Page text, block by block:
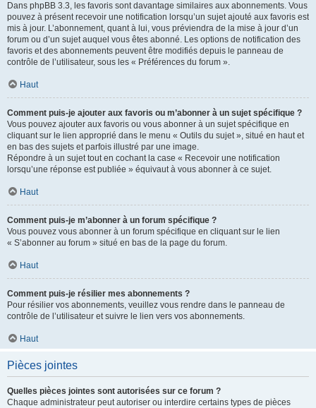
Dans phpBB 3.3, les favoris sont davantage similaires aux abonnements. Vous
pouvez à présent recevoir une notification lorsqu’un sujet ajouté aux favoris est
mis à jour. L’abonnement, quant à lui, vous préviendra de la mise à jour d’un
forum ou d’un sujet auquel vous êtes abonné. Les options de notification des
favoris et des abonnements peuvent être modifiés depuis le panneau de
contrôle de l’utilisateur, sous les « Préférences du forum ».
Haut
Comment puis-je ajouter aux favoris ou m’abonner à un sujet spécifique ?
Vous pouvez ajouter aux favoris ou vous abonner à un sujet spécifique en
cliquant sur le lien approprié dans le menu « Outils du sujet », situé en haut et
en bas des sujets et parfois illustré par une image.
Répondre à un sujet tout en cochant la case « Recevoir une notification
lorsqu’une réponse est publiée » équivaut à vous abonner à ce sujet.
Haut
Comment puis-je m’abonner à un forum spécifique ?
Vous pouvez vous abonner à un forum spécifique en cliquant sur le lien
« S’abonner au forum » situé en bas de la page du forum.
Haut
Comment puis-je résilier mes abonnements ?
Pour résilier vos abonnements, veuillez vous rendre dans le panneau de
contrôle de l’utilisateur et suivre le lien vers vos abonnements.
Haut
Pièces jointes
Quelles pièces jointes sont autorisées sur ce forum ?
Chaque administrateur peut autoriser ou interdire certains types de pièces